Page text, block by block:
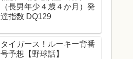
（長男年少４歳４か月）発
達指数 DQ129
タイガース！ルーキー背番
号予想【野球話】